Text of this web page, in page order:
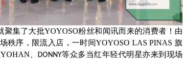
聚集了大批YOYOSO粉丝和闻讯而来的消费者！由
秩序，限流入店，一时间YOYOSO LAS PINAS 旗
YOHAN DONNY等众多当红年轻代明星亦来到现场